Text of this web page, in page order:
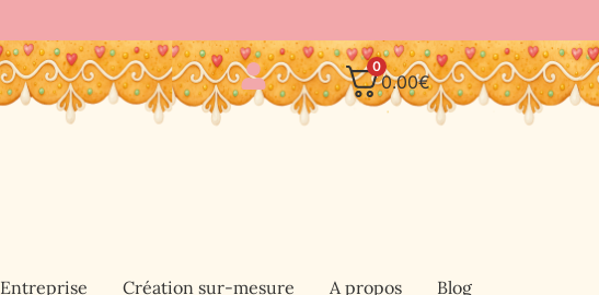
0
0.00€
Entreprise Création sur-mesure A propos Blog